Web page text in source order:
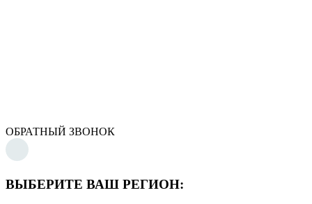
ОБРАТНЫЙ ЗВОНОК
ВЫБЕРИТЕ ВАШ РЕГИОН: